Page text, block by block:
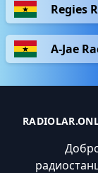
Regies
A-Jae